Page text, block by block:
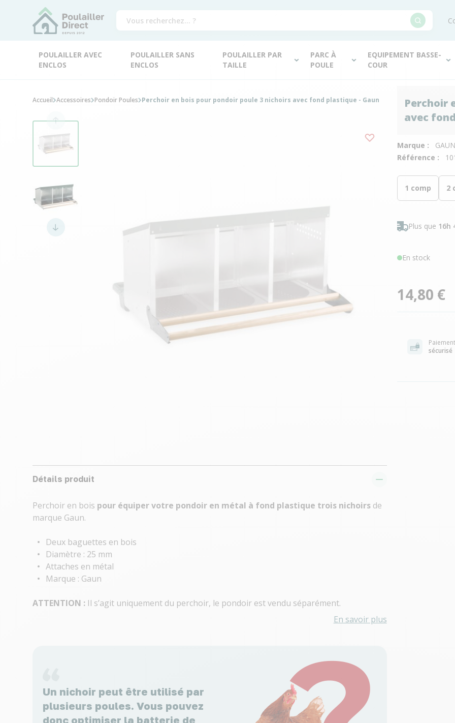
POULAILLER AVEC
ENCLOS
POULAILLER SANS
ENCLOS
POULAILLER PAR
TAILLE
PARC À
POULE
EQUIPEMENT BASSE-
COUR
Perchoir
avec
Marque :
GAUN
Référence :
1 comp 2
Plus que 16h
En stock
14,80 €
Paiement
sécurisé
Détails produit
Perchoir en bois pour équiper votre pondoir en métal à fond plastique trois nichoirs de
marque Gaun.
Deux baguettes en bois
Diamètre : 25 mm
Attaches en métal
Marque : Gaun
ATTENTION : Il s’agit uniquement du perchoir, le pondoir est vendu séparément.
En savoir plus
Un nichoir peut être utilisé par
plusieurs poules. Vous pouvez
donc optimiser la batterie de
Accueil Accessoires Pondoir Poules Perchoir en bois pour pondoir poule 3 nichoirs avec fond plastique - Gaun